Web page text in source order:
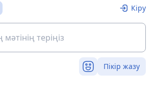
Кіру
Пікір жазу